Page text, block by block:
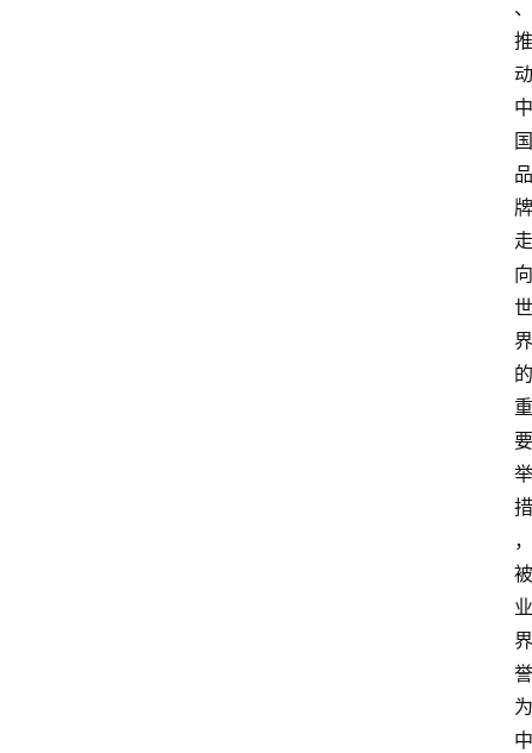
、
推
动
中
国
品
牌
走
向
世
界
的
重
要
举
措
，
被
业
界
誉
为
中